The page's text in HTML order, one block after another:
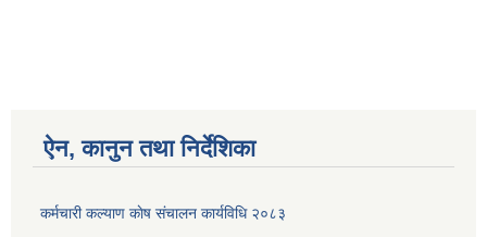
ऐन, कानुन तथा निर्देशिका
कर्मचारी कल्याण काेष संचालन कार्यविधि २०८३